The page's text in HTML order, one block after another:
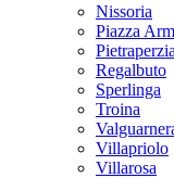
Nissoria
Piazza
Pietraperzia
Regalbuto
Sperlinga
Troina
Villapriolo
Villarosa